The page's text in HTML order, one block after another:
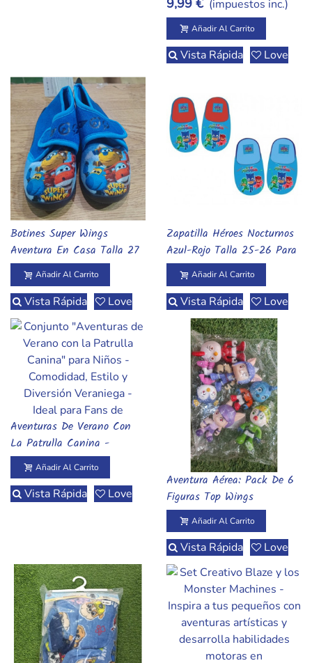
(impuestos inc.)
Añadir Al Carrito
Vista Rápida Love
Añadir Al Carrito
Botines Super Wings
Aventura En Casa Talla 27
Añadir Al Carrito
Vista Rápida Love
Añadir Al Carrito
Zapatilla Héroes Nocturnos
Azul-Rojo Talla 25-26 Para
NiñosAñadir Al Carrito
Vista Rápida Love
Añadir Al Carrito
Aventuras De Verano Con
La Patrulla Canina -
Conjunto Para Niños De 6
Años
Añadir Al Carrito
Vista Rápida Love Añadir Al Carrito
Aventura Aérea: Pack De 6
Figuras Top Wings
Exploradores
Añadir Al Carrito
Vista Rápida Love